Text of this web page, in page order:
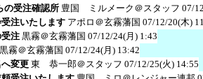
の受注確認所 豊国 ミルメーク＠スタッフ 07/
注いたします アポロ＠玄霧藩国 07/12/20(木)
受注黒霧＠玄霧藩国 07/12/24(月) 1:43
黒霧＠玄霧藩国 07/12/24(月) 13:42
変更 東 恭一郎＠スタッフ 07/12/25(火) 14:55